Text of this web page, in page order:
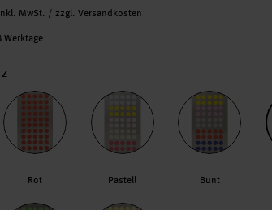
MwSt. / zzgl. Versandkosten
Werktage
Rot Pastell Bunt